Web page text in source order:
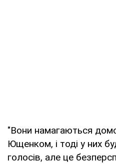
"Вони намагаються
Ющенком, і тоді у них
голосів, але це